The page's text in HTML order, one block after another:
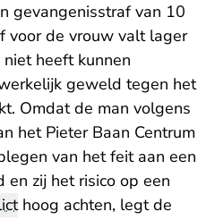
gevangenisstraf van 10
voor de vrouw valt lager
heeft kunnen
geweld tegen het
Omdat de man volgens
het Pieter Baan Centrum
van het feit aan een
zij het risico op een
hoog achten, legt de